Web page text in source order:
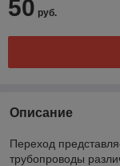
50 руб.
Описание
Переход
трубопроводы